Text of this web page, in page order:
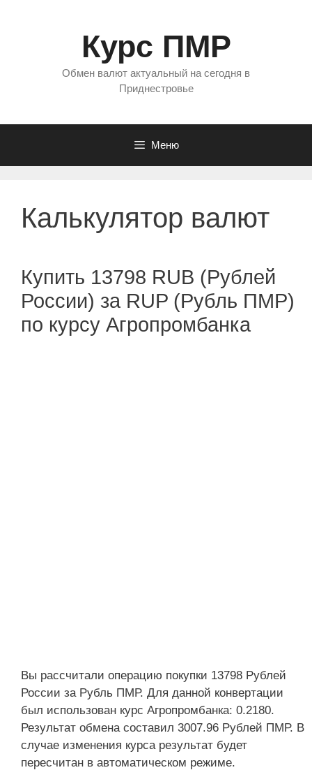
Курс ПМР
Обмен валют актуальный на сегодня в
Приднестровье
Меню
Калькулятор валют
Купить 13798 RUB (Рублей
России) за RUP (Рубль ПМР)
по курсу Агропромбанка
Вы рассчитали операцию покупки 13798 Рублей
России за Рубль ПМР. Для данной конвертации
был использован курс Агропромбанка: 0.2180.
Результат обмена составил 3007.96 Рублей ПМР. В
случае изменения курса результат будет
пересчитан в автоматическом режиме.